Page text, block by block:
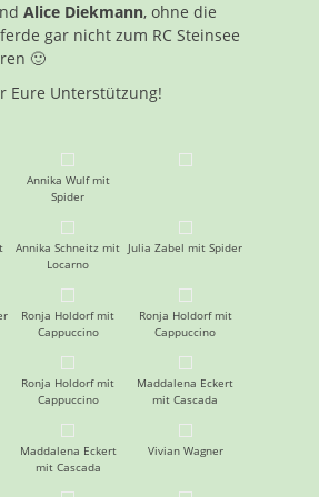
Alice Diekmann, ohne die
gar nicht zum RC Steinsee
🙂
Eure Unterstützung!
Annika Wulf mit
Spider
Annika Schneitz mit
Locarno
Julia Zabel mit Spider
Ronja Holdorf mit
Cappuccino
Ronja Holdorf mit
Cappuccino
Ronja Holdorf mit
Cappuccino
Maddalena Eckert
mit Cascada
Maddalena Eckert
mit Cascada
Vivian Wagner